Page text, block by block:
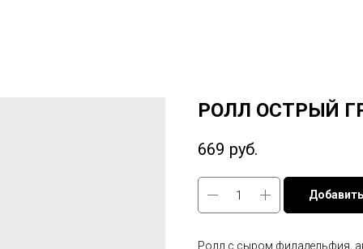
РОЛЛ ОСТРЫЙ
669 руб.
Ролл с сыром филадельфия,